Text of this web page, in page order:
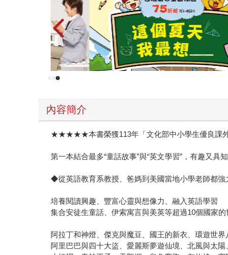
內容簡介
★★★★★本書榮獲113年「文化部中小學生優良
第一本結合最多“童話故事”與“英文學習”，有趣又具
◆從英語教育系教授、爸媽到美國當地小學老師都
培養閱讀興趣、豐富心靈與想像力、融入英語學習
集合安徒生童話、伊索寓言與美英等超過10個國家
阿拉丁和神燈、傑克與魔豆、國王的新衣、環遊世
阿里巴巴與四十大盜、愛麗斯夢遊仙境、北風與太